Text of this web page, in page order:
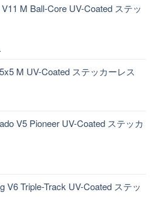
M Ball-Core UV-Coated ステッ
M UV-Coated ステッカーレス
V5 Pioneer UV-Coated ステッカ
V6 Triple-Track UV-Coated ステッ